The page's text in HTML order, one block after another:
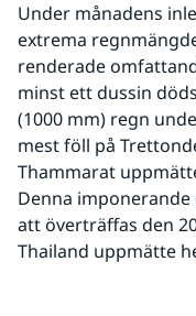
Under månadens
extrema
renderade
minst ett dussin
(1000 mm) regn
mest föll på
Thammarat
Denna
att överträffas den
Thailand uppmätte